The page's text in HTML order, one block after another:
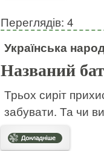
Переглядів: 4
Українська
Названий
Трьох сиріт
забувати. Та чи